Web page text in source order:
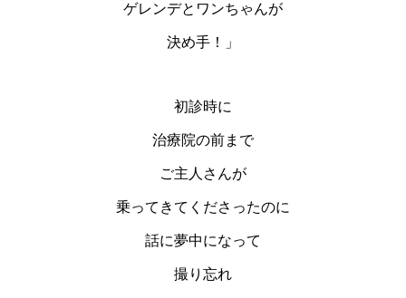
ゲレンデとワンちゃんが
決め手！」
初診時に
治療院の前まで
ご主人さんが
乗ってきてくださったのに
話に夢中になって
撮り忘れ